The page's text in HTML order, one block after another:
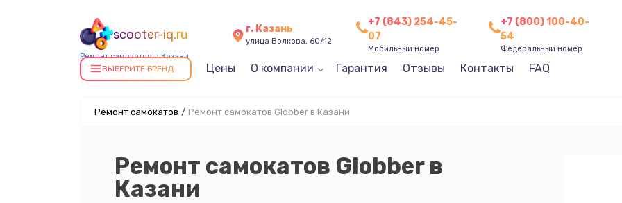
scooter-iq.ru
Ремонт самокатов в Казани
г. Казань
улица Волкова, 60/12
+7 (843) 254-45-
07
Мобильный номер
+7 (800) 100-40-
54
Федеральный номер
ВЫБЕРИТЕ БРЕНД Цены О компании Гарантия Отзывы Контакты FAQ
Ремонт самокатов / Ремонт самокатов Globber в Казани
Ремонт самокатов Globber в
Казани